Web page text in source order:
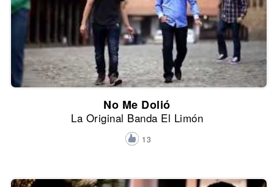
No Me Dolió
La Original Banda El Limón
13